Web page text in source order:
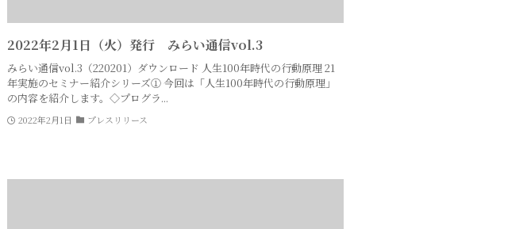
2022年2月1日（火）発行 みらい通信vol.3
みらい通信vol.3（220201）ダウンロード 人生100年時代の行動原理 21
年実施のセミナー紹介シリーズ① 今回は「人生100年時代の行動原理」
の内容を紹介します。◇プログラ...
2022年2月1日 プレスリリース